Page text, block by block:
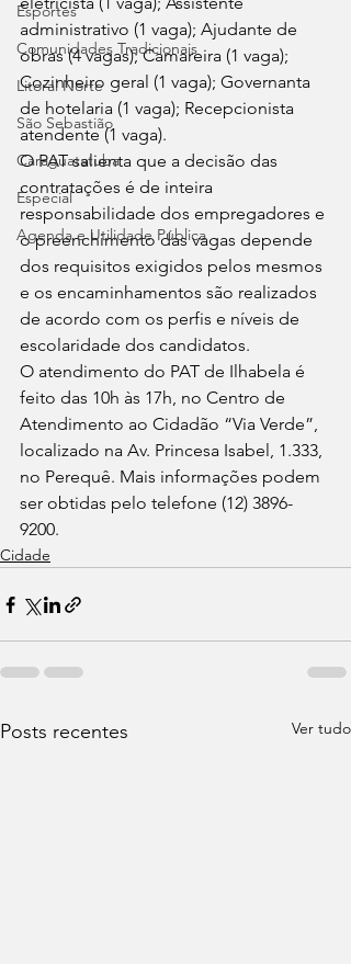
Esportes
Comunidades Tradicionais
Litoral Norte
São Sebastião
Caraguatatuba
Especial
Agenda e Utilidade Pública
administrativo (1 vaga); Ajudante de
obras (4 vagas); Camareira (1 vaga);
Cozinheiro geral (1 vaga); Governanta
de hotelaria (1 vaga); Recepcionista
atendente (1 vaga).
O PAT salienta que a decisão das
contratações é de inteira
responsabilidade dos empregadores e
o preenchimento das vagas depende
dos requisitos exigidos pelos mesmos
e os encaminhamentos são realizados
de acordo com os perfis e níveis de
escolaridade dos candidatos.
O atendimento do PAT de Ilhabela é
feito das 10h às 17h, no Centro de
Atendimento ao Cidadão “Via Verde”,
localizado na Av. Princesa Isabel, 1.333,
no Perequê. Mais informações podem
ser obtidas pelo telefone (12) 3896-
9200.
Cidade
Posts recentes Ver tudo